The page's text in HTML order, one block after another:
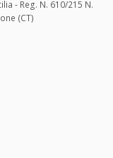
- Reg. N. 610/215 N.
(CT)